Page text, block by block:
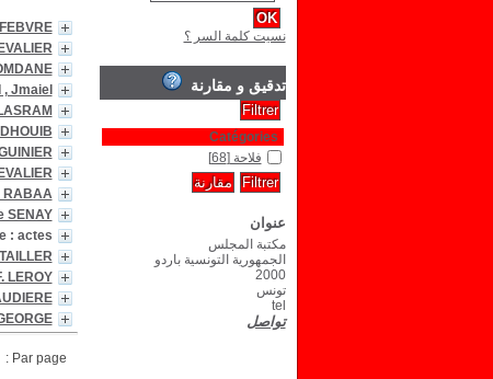
, Jmaiel
RABAA
SENAY
: actes .
LEROY
Par page :
نسيت كلمة السر ؟
تدقيق و مقارنة
Catégories
فلاحة [68]
عنوان
مكتبة المجلس
الجمهورية التونسية باردو
2000
تونس
tel
تواصل